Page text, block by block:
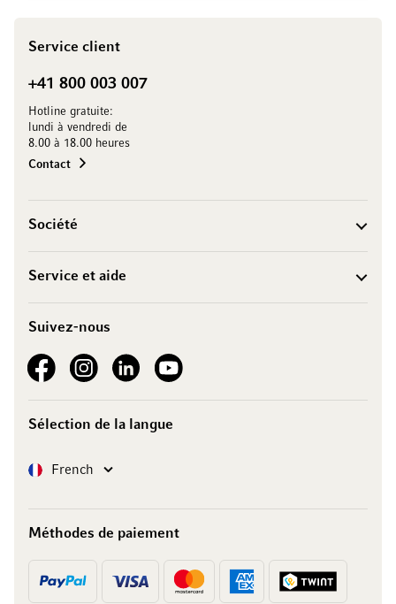
Service client
+41 800 003 007
Hotline gratuite:
lundi à vendredi de
8.00 à 18.00 heures
Contact
Société
Service et aide
Suivez-nous
See our FacebookSee our Instagram account
See our LinkedInSee our YouTube channel
Sélection de la langue
LangueFrench
Méthodes de paiement